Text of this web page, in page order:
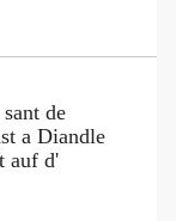
de
a Diandle
auf d'